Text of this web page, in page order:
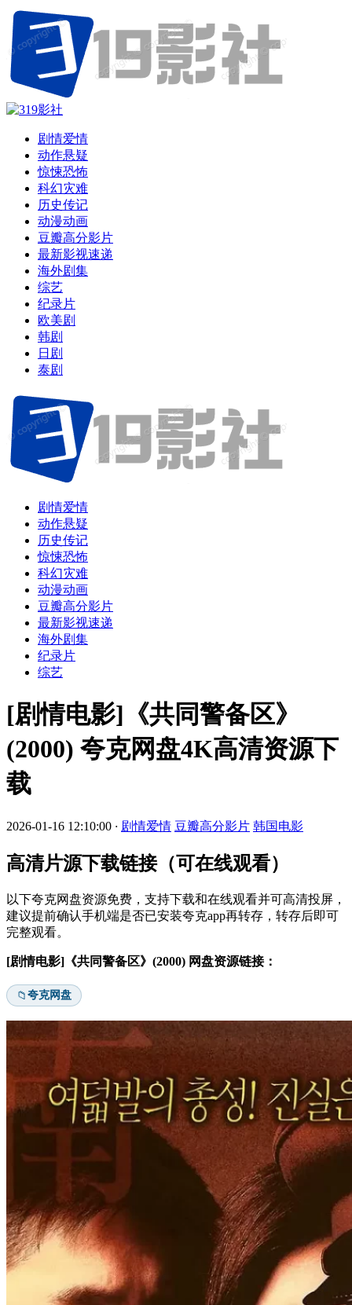
剧情爱情
动作悬疑
惊悚恐怖
科幻灾难
历史传记
动漫动画
豆瓣高分影片
最新影视速递
海外剧集
综艺
纪录片
欧美剧
韩剧
日剧
泰剧
剧情爱情
动作悬疑
历史传记
惊悚恐怖
科幻灾难
动漫动画
豆瓣高分影片
最新影视速递
海外剧集
纪录片
综艺
[剧情电影]《共同警备区》
(2000) 夸克网盘4K高清资源下
载
2026-01-16 12:10:00 · 剧情爱情 豆瓣高分影片 韩国电影
高清片源下载链接（可在线观看）
以下夸克网盘资源免费，支持下载和在线观看并可高清投屏，
建议提前确认手机端是否已安装夸克app再转存，转存后即可
完整观看。
[剧情电影]《共同警备区》(2000) 网盘资源链接：
📁夸克网盘